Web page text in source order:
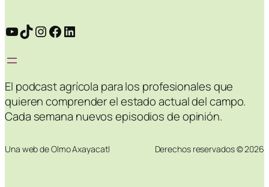
YouTube
TikTok
Instagram
Facebook
LinkedIn
El podcast agrícola para los profesionales que
quieren comprender el estado actual del campo.
Cada semana nuevos episodios de opinión.
Una web de Olmo Axayacatl Derechos reservados © 2026